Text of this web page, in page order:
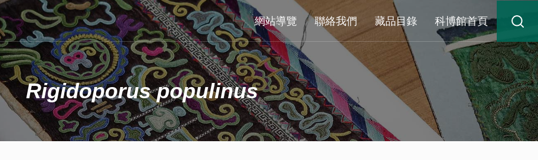
網站導覽 聯絡我們 藏品目錄 科博館首頁
Rigidoporus populinus